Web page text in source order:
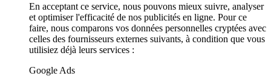
En acceptant ce service, nous pouvons mieux suivre, analyser
et optimiser l'efficacité de nos publicités en ligne. Pour ce
faire, nous comparons vos données personnelles cryptées avec
celles des fournisseurs externes suivants, à condition que vous
utilisiez déjà leurs services :
Google Ads